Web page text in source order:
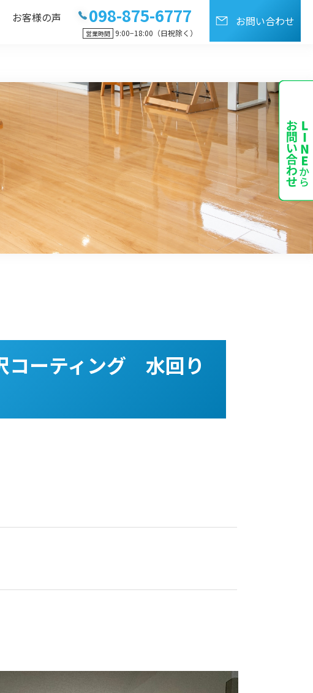
お客様の声 098-875-6777
営業時間 9:00−18:00（日祝除く）
お問い合わせ
ーティング 水回り